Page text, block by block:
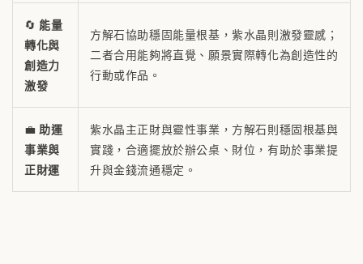
🔄 能量
轉化與
創造力
激發
方解石協助穩固能量根基，紫水晶則激發靈感；
二者合用能夠將直覺、願景實際轉化為創造性的
行動或作品。
💼助運
事業與
正財運
紫水晶主正財與靈性事業，方解石則穩固根基與
實踐，合適擺放於辦公桌、財位，有助於事業提
升與金錢流通穩定。